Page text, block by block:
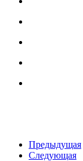
Предыдущая
Следующая